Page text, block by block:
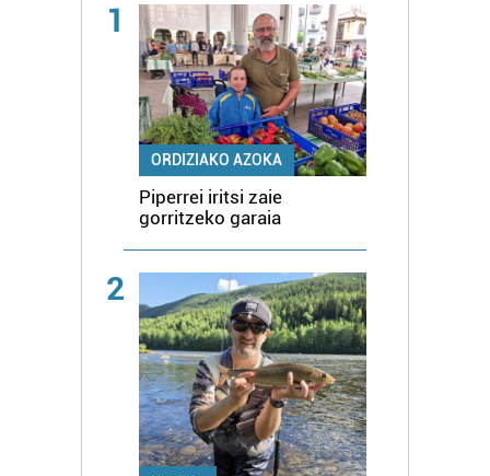
1
ORDIZIAKO AZOKA
Piperrei iritsi zaie
gorritzeko garaia
2